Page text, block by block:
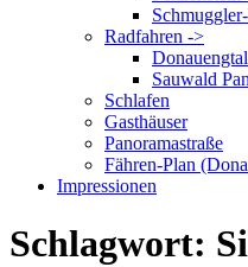
Radfahren ->
Sauwald
Schlafen
Gasthäuser
Panoramastraße
Fähren-Plan
Impressionen
Schlagwort: